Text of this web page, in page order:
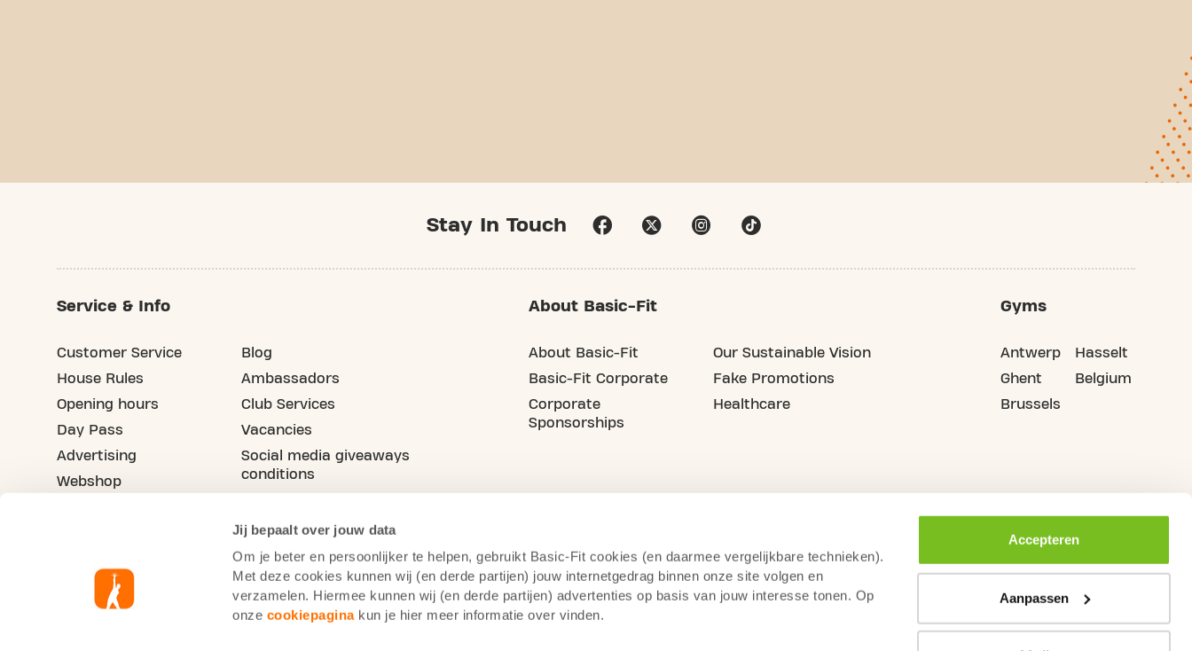
Jij bepaalt over jouw data
Om je beter en persoonlijker te helpen, gebruikt Basic-Fit cookies (en daarmee vergelijkbare technieken).
Met deze cookies kunnen wij (en derde partijen) jouw internetgedrag binnen onze site volgen en
verzamelen. Hiermee kunnen wij (en derde partijen) advertenties op basis van jouw interesse tonen. Op
onze cookiepaginakun je hier meer informatie over vinden.
Accepteren
Aanpassen
Stay In Touch
Service & Info
Customer Service
House Rules
Opening hours
Day Pass
Advertising
Webshop
Blog
Ambassadors
Club Services
Vacancies
Social media giveaways
conditions
About Basic-Fit
About Basic-Fit
Basic-Fit Corporate
Corporate
Sponsorships
Our Sustainable Vision
Fake Promotions
Healthcare
Gyms
Antwerp
Ghent
Brussels
Hasselt
Belgium